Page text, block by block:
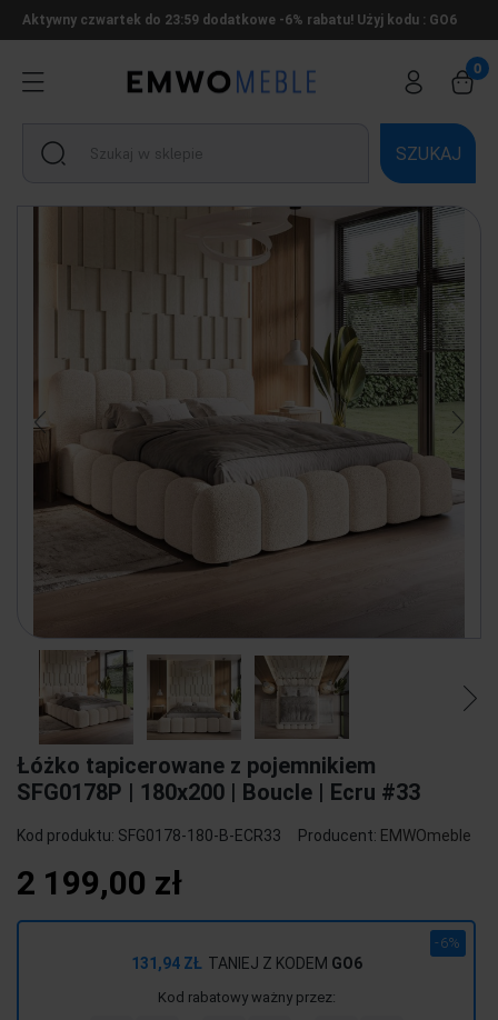
Aktywny czwartek do 23:59 dodatkowe -6% rabatu! Użyj kodu : GO6
SZUKAJ
Łóżko tapicerowane z pojemnikiem
SFG0178P | 180x200 | Boucle | Ecru #33
Kod produktu: SFG0178-180-B-ECR33 Producent: EMWOmeble
2 199,00 zł
131,94 ZŁ TANIEJ Z KODEM GO6
Kod rabatowy ważny przez:
-6%